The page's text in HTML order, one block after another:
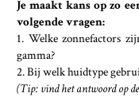
Je maakt kans op zo
volgende vragen:
1. Welke zonnefactors
gamma?
2. Bij welk huidtype
(Tip: vind het antwoord op